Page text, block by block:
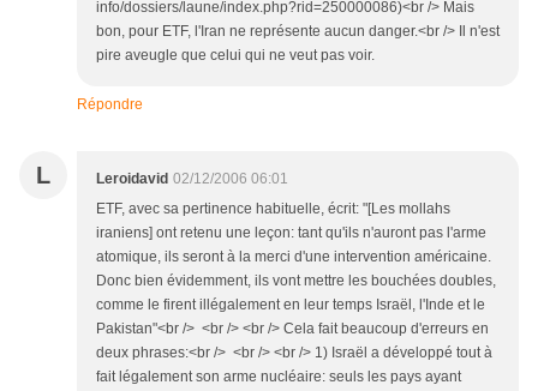
info/dossiers/laune/index.php?rid=250000086)<br /> Mais
bon, pour ETF, l'Iran ne représente aucun danger.<br /> Il n'est
pire aveugle que celui qui ne veut pas voir.
Répondre
L Leroidavid 02/12/2006 06:01
ETF, avec sa pertinence habituelle, écrit: "[Les mollahs
iraniens] ont retenu une leçon: tant qu'ils n'auront pas l'arme
atomique, ils seront à la merci d'une intervention américaine.
Donc bien évidemment, ils vont mettre les bouchées doubles,
comme le firent illégalement en leur temps Israël, l'Inde et le
Pakistan"<br /> <br /> <br /> Cela fait beaucoup d'erreurs en
deux phrases:<br /> <br /> <br /> 1) Israël a développé tout à
fait légalement son arme nucléaire: seuls les pays ayant